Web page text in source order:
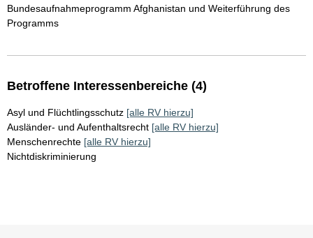
Bundesaufnahmeprogramm Afghanistan und Weiterführung des
Programms
Betroffene Interessenbereiche (4)
Asyl und Flüchtlingsschutz [alle RV hierzu]
Ausländer- und Aufenthaltsrecht [alle RV hierzu]
Menschenrechte [alle RV hierzu]
Nichtdiskriminierung